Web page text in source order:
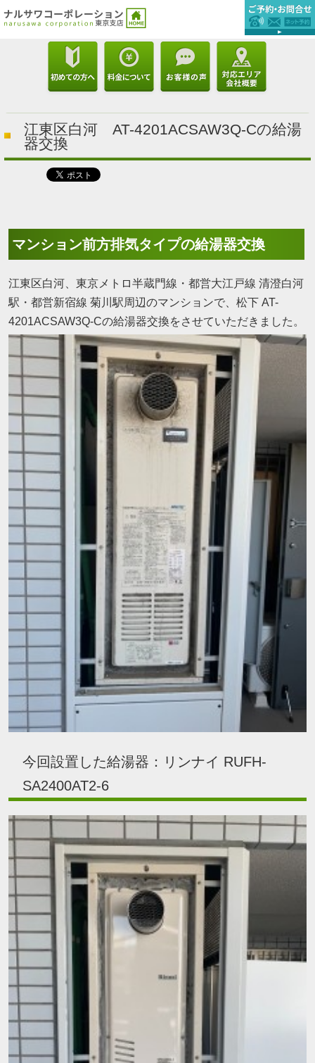
江東区白河 AT-4201ACSAW3Q-Cの給湯
器交換
マンション前方排気タイプの給湯器交換
江東区白河、東京メトロ半蔵門線・都営大江戸線 清澄白河
駅・都営新宿線 菊川駅周辺のマンションで、松下 AT-
4201ACSAW3Q-Cの給湯器交換をさせていただきました。
今回設置した給湯器：リンナイ RUFH-
SA2400AT2-6